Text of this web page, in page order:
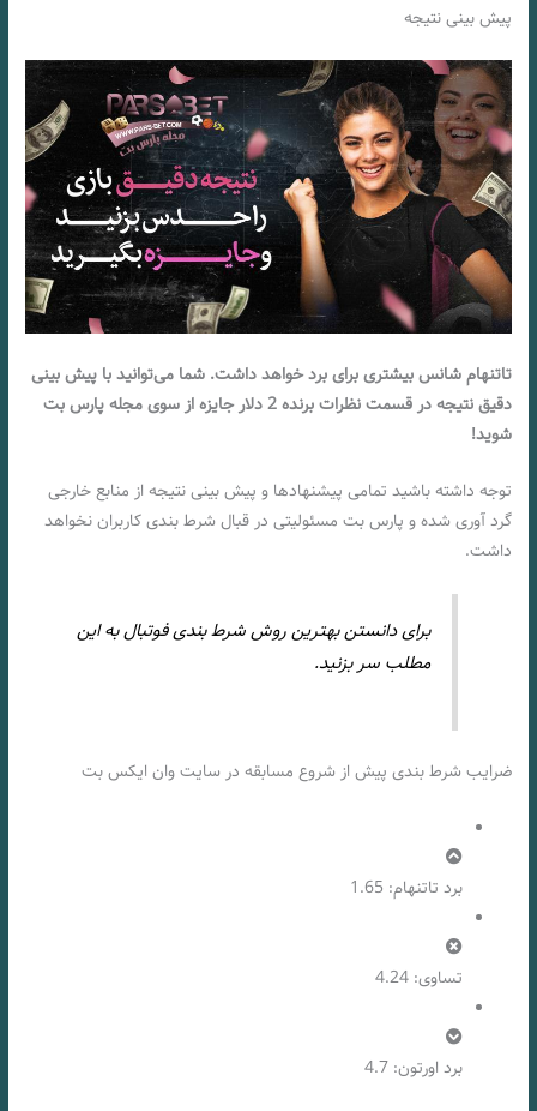
پیش بینی نتیجه
تاتنهام شانس بیشتری برای برد خواهد داشت. شما می‌توانید با پیش بینی
دقیق نتیجه در قسمت نظرات برنده 2 دلار جایزه از سوی مجله پارس بت
شوید!
توجه داشته باشید تمامی پیشنهادها و پیش بینی نتیجه از منابع خارجی
گرد آوری شده و پارس بت مسئولیتی در قبال شرط بندی کاربران نخواهد
داشت.
برای دانستن بهترین روش شرط بندی فوتبال به این
مطلب سر بزنید.
ضرایب شرط بندی پیش از شروع مسابقه در سایت وان ایکس بت
برد تاتنهام: 1.65
تساوی: 4.24
برد اورتون: 4.7